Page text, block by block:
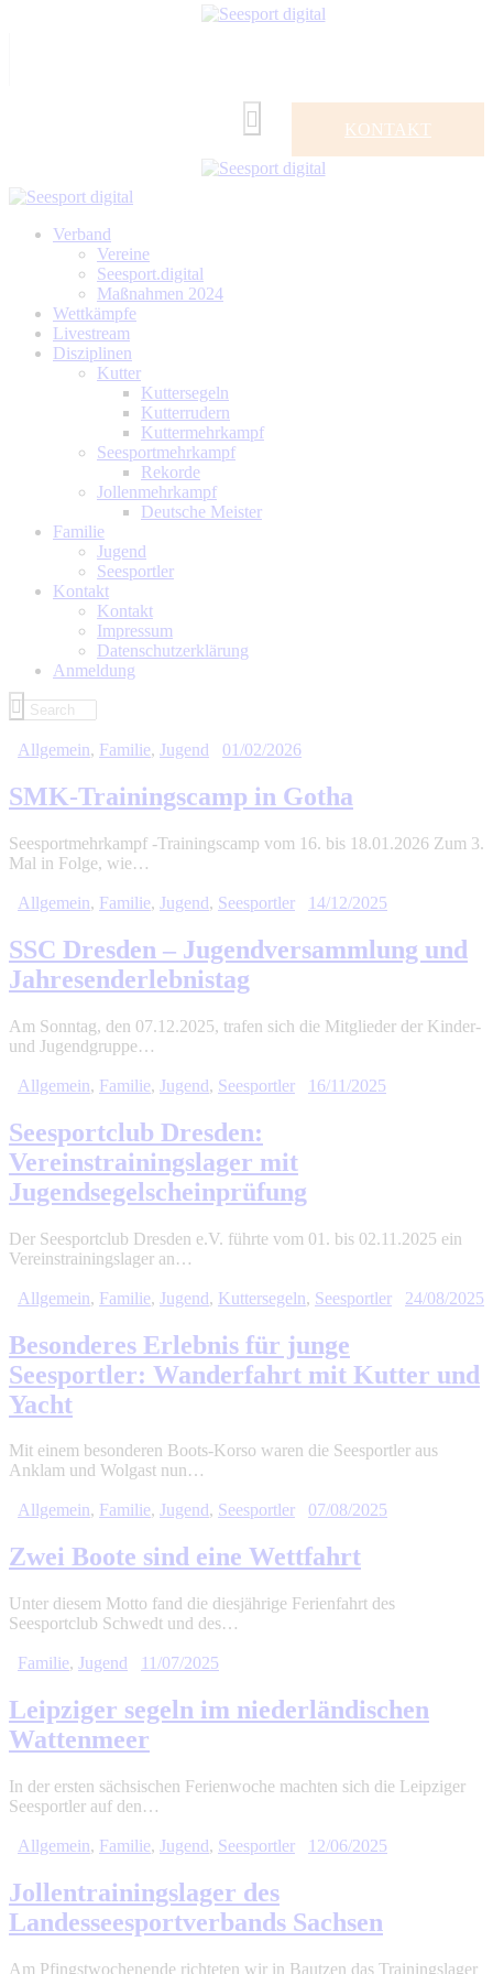
KONTAKT
Verband
Vereine
Seesport.digital
Maßnahmen 2024
Wettkämpfe
Livestream
Disziplinen
Kutter
Kuttersegeln
Kutterrudern
Kuttermehrkampf
Seesportmehrkampf
Rekorde
Jollenmehrkampf
Deutsche Meister
Familie
Jugend
Seesportler
Kontakt
Kontakt
Impressum
Datenschutzerklärung
Anmeldung
Allgemein, Familie, Jugend 01/02/2026
SMK-Trainingscamp in Gotha
Seesportmehrkampf -Trainingscamp vom 16. bis 18.01.2026 Zum 3.
Mal in Folge, wie…
Allgemein, Familie, Jugend, Seesportler 14/12/2025
SSC Dresden – Jugendversammlung und
Jahresenderlebnistag
Am Sonntag, den 07.12.2025, trafen sich die Mitglieder der Kinder-
und Jugendgruppe…
Allgemein, Familie, Jugend, Seesportler 16/11/2025
Seesportclub Dresden:
Vereinstrainingslager mit
Jugendsegelscheinprüfung
Der Seesportclub Dresden e.V. führte vom 01. bis 02.11.2025 ein
Vereinstrainingslager an…
Allgemein, Familie, Jugend, Kuttersegeln, Seesportler 24/08/2025
Besonderes Erlebnis für junge
Seesportler: Wanderfahrt mit Kutter und
Yacht
Mit einem besonderen Boots-Korso waren die Seesportler aus
Anklam und Wolgast nun…
Allgemein, Familie, Jugend, Seesportler 07/08/2025
Zwei Boote sind eine Wettfahrt
Unter diesem Motto fand die diesjährige Ferienfahrt des
Seesportclub Schwedt und des…
Familie, Jugend 11/07/2025
Leipziger segeln im niederländischen
Wattenmeer
In der ersten sächsischen Ferienwoche machten sich die Leipziger
Seesportler auf den…
Allgemein, Familie, Jugend, Seesportler 12/06/2025
Jollentrainingslager des
Landesseesportverbands Sachsen
Am Pfingstwochenende richteten wir in Bautzen das Trainingslager